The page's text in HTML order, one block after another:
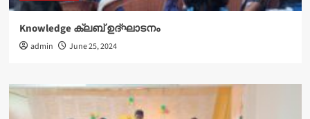
Knowledge ക്ലബ് ഉദ്‌ഘാടനം
admin June 25, 2024